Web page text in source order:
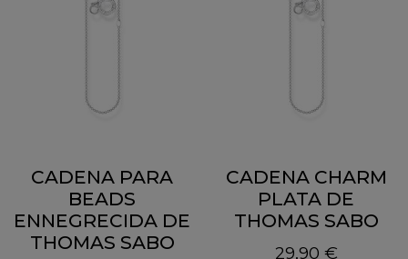
CADENA PARA
BEADS
ENNEGRECIDA DE
THOMAS SABO
CADENA CHARM
PLATA DE
THOMAS SABO
29,90 €